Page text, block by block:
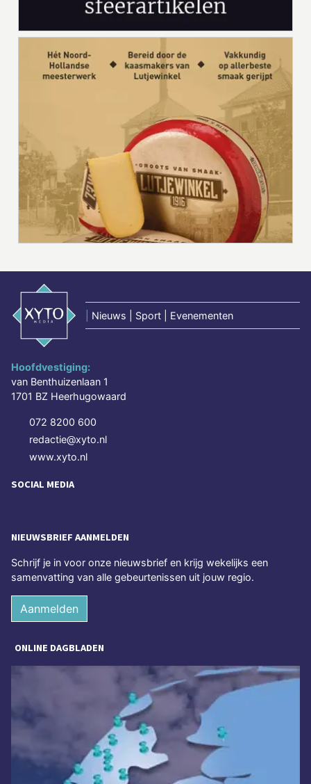
Nieuws | Sport | Evenementen
Hoofdvestiging:
van Benthuizenlaan 1
1701 BZ Heerhugowaard
072 8200 600
redactie@xyto.nl
www.xyto.nl
SOCIAL MEDIA
NIEUWSBRIEF AANMELDEN
Schrijf je in voor onze nieuwsbrief en krijg wekelijks een
samenvatting van alle gebeurtenissen uit jouw regio.
Aanmelden
ONLINE DAGBLADEN